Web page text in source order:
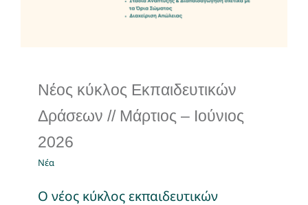
Νέα
Νέος κύκλος Εκπαιδευτικών
Δράσεων // Μάρτιος – Ιούνιος
2026
Νέα
Ο νέος κύκλος εκπαιδευτικών